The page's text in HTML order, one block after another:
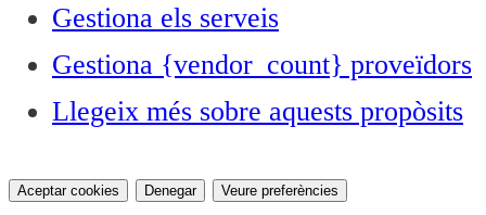
Gestiona els serveis
Gestiona {vendor_count} proveïdors
Llegeix més sobre aquests propòsits
Aceptar cookies Denegar Veure preferències